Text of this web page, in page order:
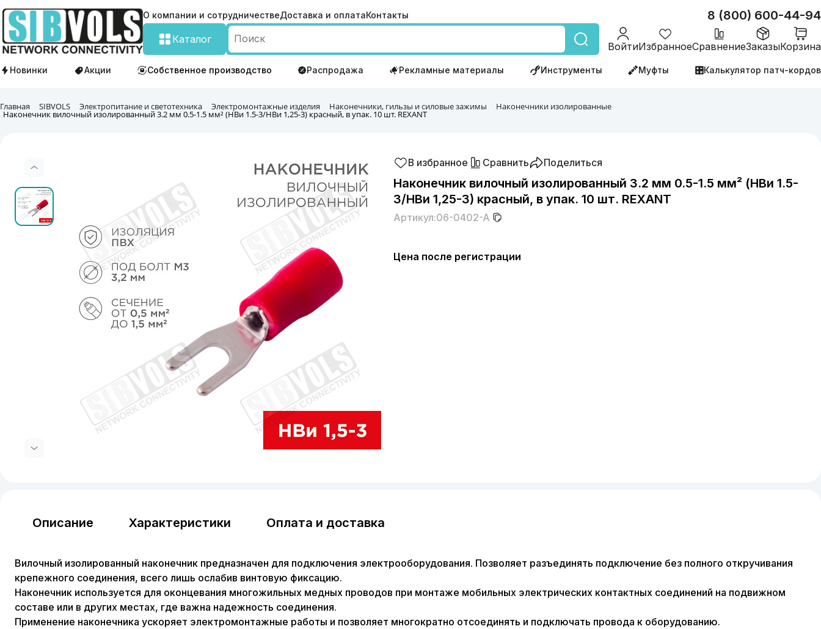
О компании и сотрудничествеДоставка и оплатаКонтакты 8 (800) 600-44-94
Каталог
ВойтиИзбранноеСравнениеЗаказыКорзина
Новинки Акции Собственное производство Распродажа Рекламные материалы Инструменты Муфты Калькулятор патч-кордов
Главная SIBVOLS Электропитание и светотехника Электромонтажные изделия Наконечники, гильзы и силовые зажимы Наконечники изолированные
Наконечник вилочный изолированный 3.2 мм 0.5-1.5 мм² (НВи 1.5-3/НВи 1,25-3) красный, в упак. 10 шт. REXANT
В избранное Сравнить Поделиться
Наконечник вилочный изолированный 3.2 мм 0.5-1.5 мм² (НВи 1.5-
3/НВи 1,25-3) красный, в упак. 10 шт. REXANT
Артикул:06-0402-A
Цена после регистрации
Описание Характеристики Оплата и доставка
Вилочный изолированный наконечник предназначен для подключения электрооборудования. Позволяет разъединять подключение без полного откручивания
крепежного соединения, всего лишь ослабив винтовую фиксацию.
Наконечник используется для оконцевания многожильных медных проводов при монтаже мобильных электрических контактных соединений на подвижном
составе или в других местах, где важна надежность соединения.
Применение наконечника ускоряет электромонтажные работы и позволяет многократно отсоединять и подключать провода к оборудованию.